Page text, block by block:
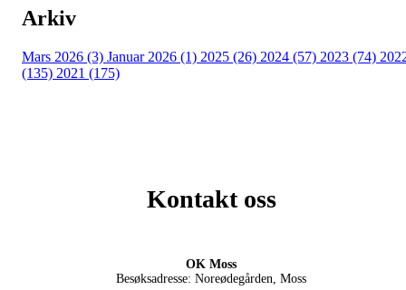
Arkiv
Mars 2026 (3) Januar 2026 (1) 2025 (26) 2024 (57) 2023 (74)
(135) 2021 (175)
Kontakt oss
OK Moss
Besøksadresse: Noreødegården, Moss